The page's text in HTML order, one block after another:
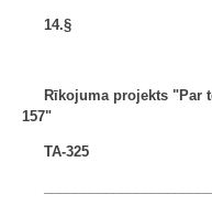
14.§
Rīkojuma projekts "Par
157"
TA-325